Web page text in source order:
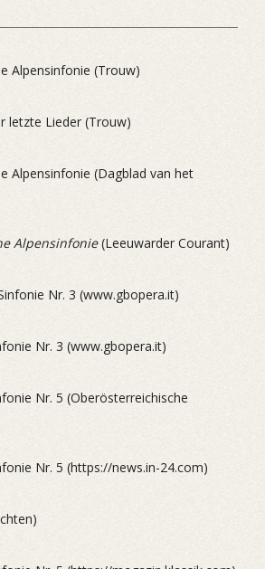
Alpensinfonie (Trouw)
letzte Lieder (Trouw)
Alpensinfonie (Dagblad van het
Alpensinfonie(Leeuwarder Courant)
Nr. 3 (www.gbopera.it)
Nr. 3 (www.gbopera.it)
Nr. 5 (Oberösterreichische
Nr. 5 (https://news.in-24.com)